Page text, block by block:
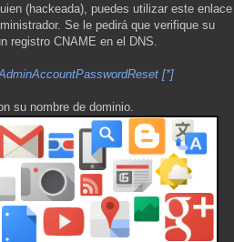
(hackeada), puedes utilizar este enlace
Se le pedirá que verifique su
registro CNAME en el DNS.
[*]
su nombre de dominio.